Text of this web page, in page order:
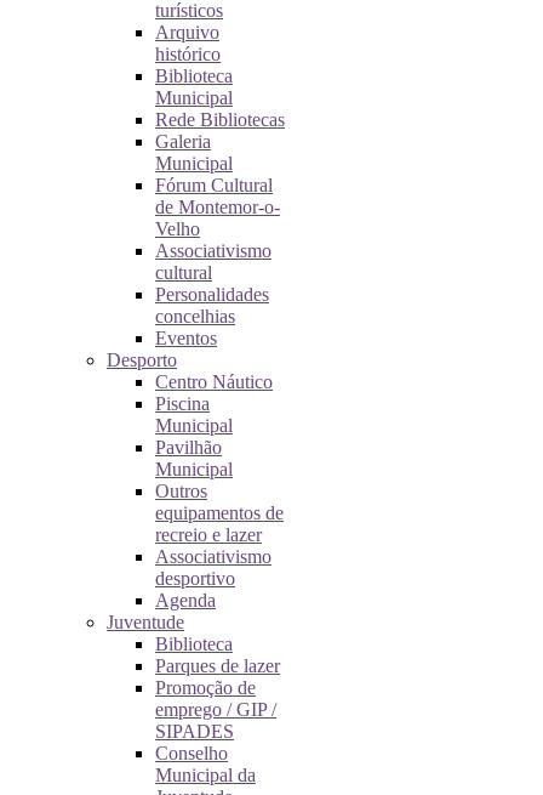
turísticos
Arquivo
histórico
Biblioteca
Municipal
Rede Bibliotecas
Galeria
Municipal
Fórum Cultural
de Montemor-o-
Velho
Associativismo
cultural
Personalidades
concelhias
Eventos
Desporto
Centro Náutico
Piscina
Municipal
Pavilhão
Municipal
Outros
equipamentos de
recreio e lazer
Associativismo
desportivo
Agenda
Juventude
Biblioteca
Parques de lazer
Promoção de
emprego / GIP /
SIPADES
Conselho
Municipal da